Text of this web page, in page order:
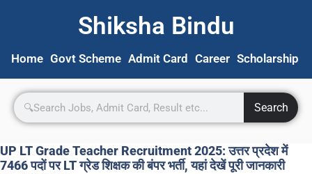
Shiksha Bindu
Home Govt Scheme Admit Card Career Scholarship
Search
UP LT Grade Teacher Recruitment 2025: उत्तर प्रदेश में
7466 पदों पर LT ग्रेड शिक्षक की बंपर भर्ती, यहां देखें पूरी जानकारी